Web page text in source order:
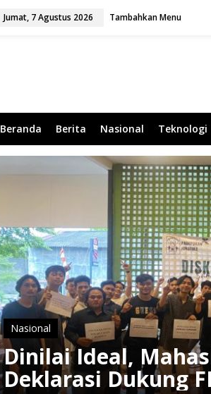
Jumat, 7 Agustus 2026 Tambahkan Menu
Beranda Berita Nasional Teknologi
Nasional
Dinilai Ideal,
Deklarasi Dukung